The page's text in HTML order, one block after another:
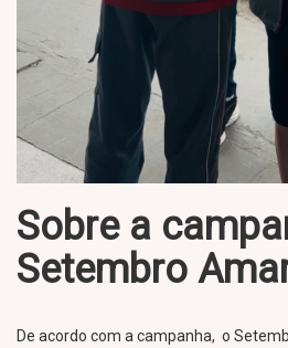
Sobre a
Setembro
De acordo com a campanha, o